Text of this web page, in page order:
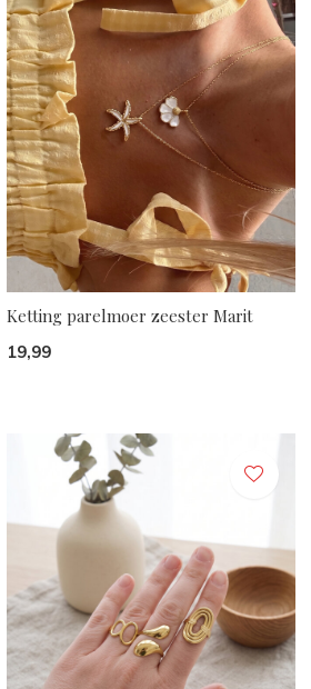
Ketting parelmoer zeester Marit
19,99